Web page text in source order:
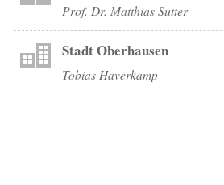
Prof. Dr. Matthias Sutter
Stadt Oberhausen
Tobias Haverkamp